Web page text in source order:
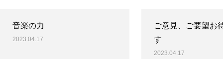
音楽の力
2023.04.17
ご意見、ご要望お
す
2023.04.17